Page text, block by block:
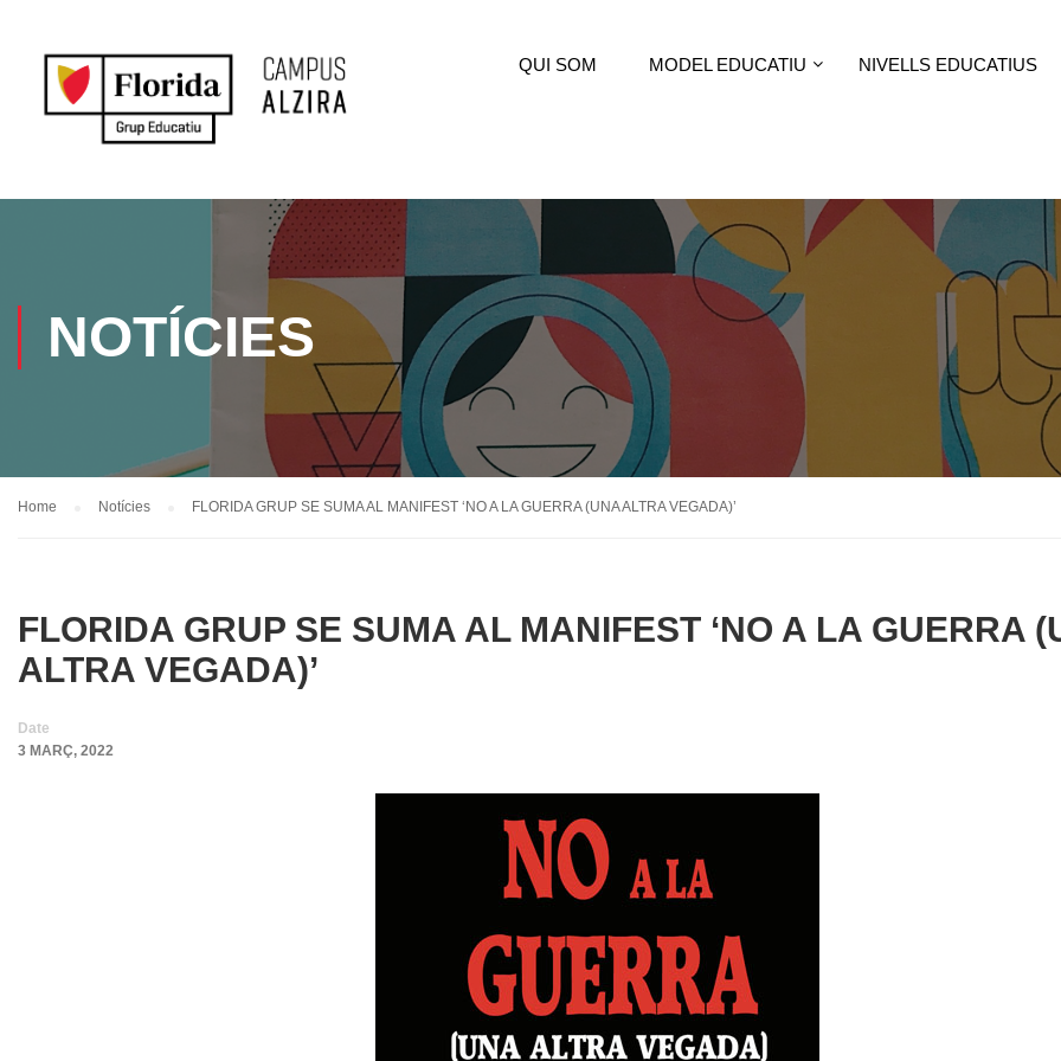
QUI SOM MODEL EDUCATIU NIVELLS EDUCATIUS
NOTÍCIES
Home Notícies FLORIDA GRUP SE SUMA AL MANIFEST ‘NO A LA GUERRA (UNA ALTRA VEGADA)’
FLORIDA GRUP SE SUMA AL MANIFEST ‘NO A LA GUERRA
ALTRA VEGADA)’
Date
3 MARÇ, 2022